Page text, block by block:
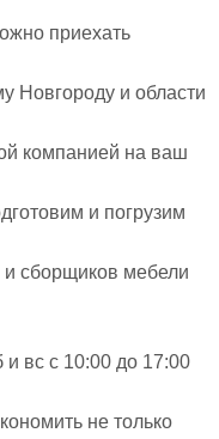
приехать
Новгороду и области
компанией на ваш
и погрузим
и сборщиков мебели
и вс с 10:00 до 17:00
не только